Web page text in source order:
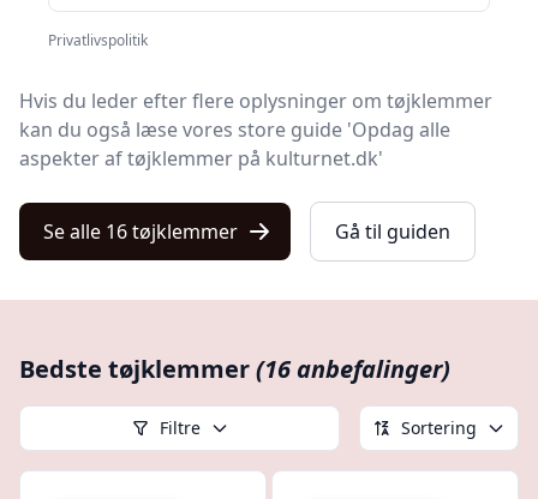
tankerne? Du finder det hele blandt de 16 produkter
på listen her.
Hvis du leder efter flere oplysninger om tøjklemmer
kan du også læse vores store guide 'Opdag alle
aspekter af tøjklemmer på kulturnet.dk'
Se alle 16 tøjklemmer Gå til guiden
Bedste tøjklemmer(16 anbefalinger)
Filtre Sortering
Privatlivspolitik